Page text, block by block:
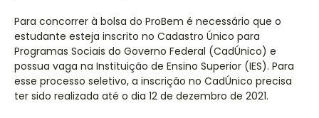
Para concorrer à bolsa do ProBem é necessário que o
estudante esteja inscrito no Cadastro Único para
Programas Sociais do Governo Federal (CadÚnico) e
possua vaga na Instituição de Ensino Superior (IES). Para
esse processo seletivo, a inscrição no CadÚnico precisa
ter sido realizada até o dia 12 de dezembro de 2021.